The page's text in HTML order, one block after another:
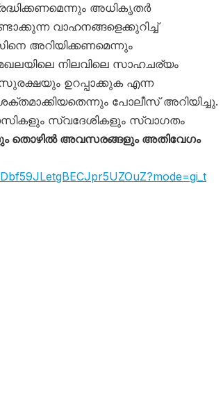
അധികൃതർ
വാഹനങ്ങളെക്കുറിച്ച്
അറിയിക്കണമെന്നും
നിലവിലെ സാഹചര്യം
ഉറപ്പാക്കുക എന്ന
പോലീസ് അറിയിച്ചു.
സ്വദേശികളും സ്വാഗതം
തൊഴിൽ അവസരങ്ങളും അതിവേഗം